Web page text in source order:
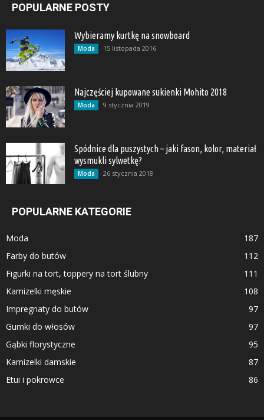
POPULARNE POSTY
Wybieramy kurtkę na snowboard
Moda 15 listopada 2016
Najczęściej kupowane sukienki Mohito 2018
Moda 9 stycznia 2019
Spódnice dla puszystych – jaki fason, kolor, materiał
wysmukli sylwetkę?
Moda 26 stycznia 2018
POPULARNE KATEGORIE
Moda
187
Farby do butów
112
Figurki na tort, toppery na tort ślubny
111
Kamizelki męskie
108
Impregnaty do butów
97
Gumki do włosów
97
Gąbki florystyczne
95
Kamizelki damskie
87
Etui i pokrowce
86